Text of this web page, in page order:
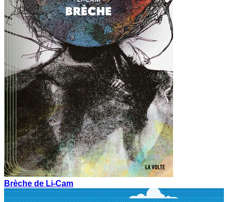
Brèche de Li-Cam